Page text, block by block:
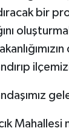
bir